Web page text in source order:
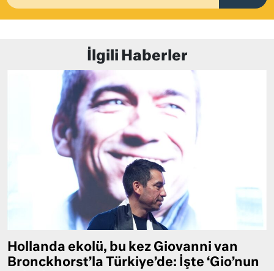
İlgili Haberler
Hollanda ekolü, bu kez Giovanni van
Bronckhorst’la Türkiye’de: İşte ‘Gio’nun